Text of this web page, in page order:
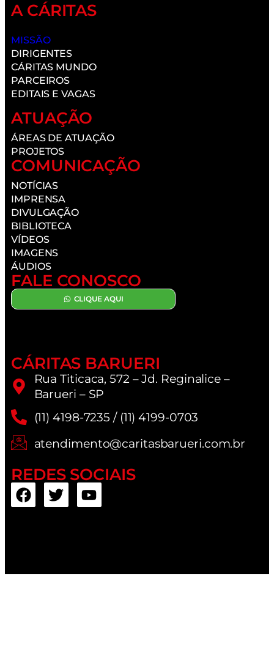
A CÁRITAS
MISSÃO
DIRIGENTES
CÁRITAS MUNDO
PARCEIROS
EDITAIS E VAGAS
ATUAÇÃO
ÁREAS DE ATUAÇÃO
PROJETOS
COMUNICAÇÃO
NOTÍCIAS
IMPRENSA
DIVULGAÇÃO
BIBLIOTECA
VÍDEOS
IMAGENS
ÁUDIOS
FALE CONOSCO
CLIQUE AQUI
CÁRITAS BARUERI
Rua Titicaca, 572 – Jd. Reginalice –
Barueri – SP
(11) 4198-7235 / (11) 4199-0703
atendimento@caritasbarueri.com.br
REDES SOCIAIS